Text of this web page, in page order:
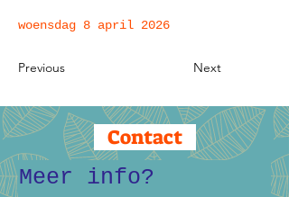
woensdag 8 april 2026
Previous Next
Contact
Meer info?